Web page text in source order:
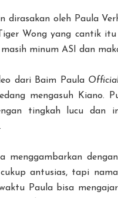
dirasakan oleh Paula
Wong yang cantik
minum ASI dan
dari Baim Paula
mengasuh
tingkah lucu dan
menggambarkan
antusias, tapi
Paula bisa